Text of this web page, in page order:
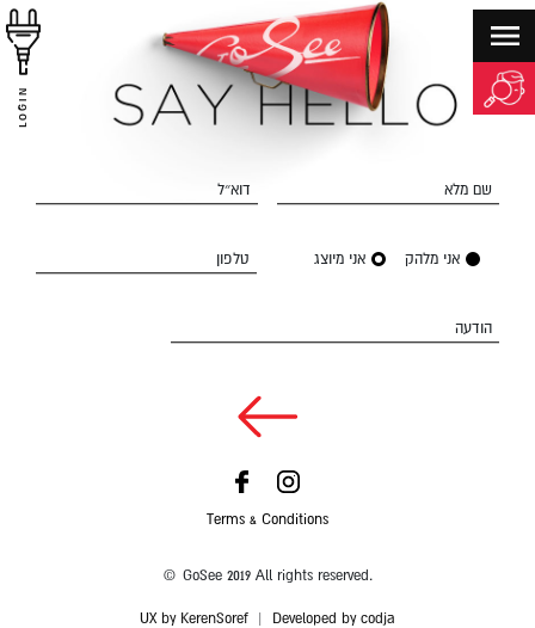
LOGIN
שם מלא דוא״ל
אני מלהק אני מיוצג טלפון
הודעה
Terms & Conditions
© GoSee 2019 All rights reserved.
UX by KerenSoref Developed by codja